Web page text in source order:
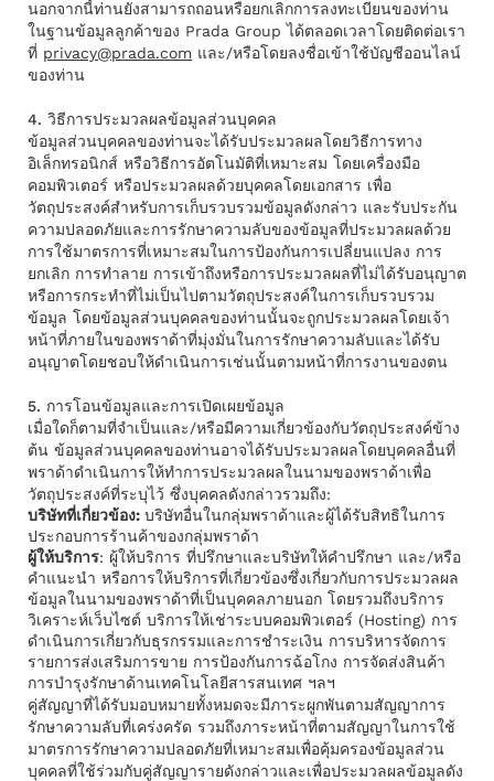
นอกจากนี้ท่านยังสามารถถอนหรือยกเลิกการลงทะเบียนของท่าน
ในฐานข้อมูลลูกค้าของ Prada Group ได้ตลอดเวลาโดยติดต่อเรา
ที่ privacy@prada.com และ/หรือโดยลงชื่อเข้าใช้บัญชีออนไลน์
ของท่าน
4. วิธีการประมวลผลข้อมูลส่วนบุคคล
ข้อมูลส่วนบุคคลของท่านจะได้รับประมวลผลโดยวิธีการทาง
อิเล็กทรอนิกส์ หรือวิธีการอัตโนมัติที่เหมาะสม โดยเครื่องมือ
คอมพิวเตอร์ หรือประมวลผลด้วยบุคคลโดยเอกสาร เพื่อ
วัตถุประสงค์สำหรับการเก็บรวบรวมข้อมูลดังกล่าว และรับประกัน
ความปลอดภัยและการรักษาความลับของข้อมูลที่ประมวลผลด้วย
การใช้มาตรการที่เหมาะสมในการป้องกันการเปลี่ยนแปลง การ
ยกเลิก การทําลาย การเข้าถึงหรือการประมวลผลที่ไม่ได้รับอนุญาต
หรือการกระทําที่ไม่เป็นไปตามวัตถุประสงค์ในการเก็บรวบรวม
ข้อมูล โดยข้อมูลส่วนบุคคลของท่านนั้นจะถูกประมวลผลโดยเจ้า
หน้าที่ภายในของพราด้าที่มุ่งมั่นในการรักษาความลับและได้รับ
อนุญาตโดยชอบให้ดำเนินการเช่นนั้นตามหน้าที่การงานของตน
5. การโอนข้อมูลและการเปิดเผยข้อมูล
เมื่อใดก็ตามที่จําเป็นและ/หรือมีความเกี่ยวข้องกับวัตถุประสงค์ข้าง
ต้น ข้อมูลส่วนบุคคลของท่านอาจได้รับประมวลผลโดยบุคคลอื่นที่
พราด้าดำเนินการให้ทำการประมวลผลในนามของพราด้าเพื่อ
วัตถุประสงค์ที่ระบุไว้ ซึ่งบุคคลดังกล่าวรวมถึง:
บริษัทที่เกี่ยวข้อง: บริษัทอื่นในกลุ่มพราด้าและผู้ได้รับสิทธิในการ
ประกอบการร้านค้าของกลุ่มพราด้า
ผู้ให้บริการ: ผู้ให้บริการ ที่ปรึกษาและบริษัทให้คําปรึกษา และ/หรือ
คำแนะนำ หรือการให้บริการที่เกี่ยวข้องซึ่งเกี่ยวกับการประมวลผล
ข้อมูลในนามของพราด้าที่เป็นบุคคลภายนอก โดยรวมถึงบริการ
วิเคราะห์เว็บไซต์ บริการให้เช่าระบบคอมพิวเตอร์ (Hosting) การ
ดำเนินการเกี่ยวกับธุรกรรมและการชําระเงิน การบริหารจัดการ
รายการส่งเสริมการขาย การป้องกันการฉ้อโกง การจัดส่งสินค้า
การบํารุงรักษาด้านเทคโนโลยีสารสนเทศ ฯลฯ
คู่สัญญาที่ได้รับมอบหมายทั้งหมดจะมีภาระผูกพันตามสัญญาการ
รักษาความลับที่เคร่งครัด รวมถึงภาระหน้าที่ตามสัญญาในการใช้
มาตรการรักษาความปลอดภัยที่เหมาะสมเพื่อคุ้มครองข้อมูลส่วน
บุคคลที่ใช้ร่วมกับคู่สัญญารายดังกล่าวและเพื่อประมวลผลข้อมูลดัง